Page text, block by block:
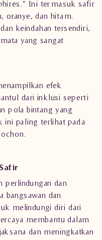
Ini termasuk safir
oranye, dan hitam.
keindahan tersendiri,
yang sangat
efek
dari inklusi seperti
pola bintang yang
ini paling terlihat pada
perlindungan dan
bangsawan dan
melindungi diri dari
membantu dalam
dan meningkatkan